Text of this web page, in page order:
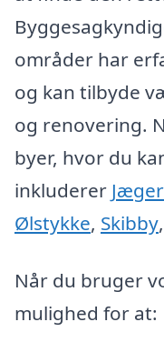
områder har
og kan tilbyde
og renovering.
byer, hvor du
inkluderer
Ølstykke, Skibby
Når du bruger
mulighed for at: